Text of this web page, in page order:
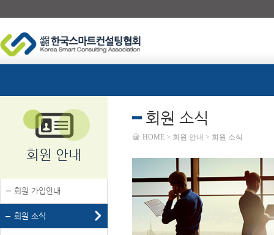
회원 안내
회원 가입안내
회원 소식
회원 소식
HOME > 회원 안내 > 회원 소식